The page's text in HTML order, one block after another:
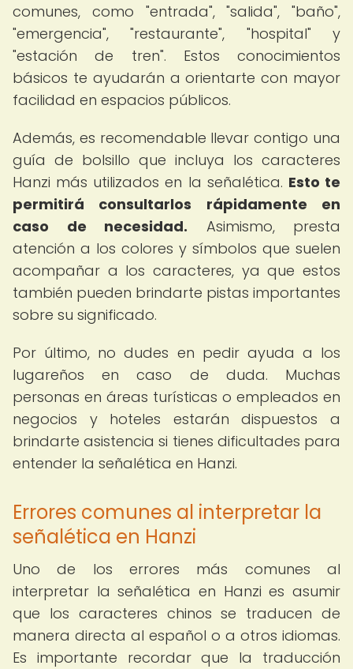
comunes, como "entrada", "salida", "baño",
"emergencia", "restaurante", "hospital" y
"estación de tren". Estos conocimientos
básicos te ayudarán a orientarte con mayor
facilidad en espacios públicos.
Además, es recomendable llevar contigo una
guía de bolsillo que incluya los caracteres
Hanzi más utilizados en la señalética. Esto te
permitirá consultarlos rápidamente en
caso de necesidad. Asimismo, presta
atención a los colores y símbolos que suelen
acompañar a los caracteres, ya que estos
también pueden brindarte pistas importantes
sobre su significado.
Por último, no dudes en pedir ayuda a los
lugareños en caso de duda. Muchas
personas en áreas turísticas o empleados en
negocios y hoteles estarán dispuestos a
brindarte asistencia si tienes dificultades para
entender la señalética en Hanzi.
Errores comunes al interpretar la
señalética en Hanzi
Uno de los errores más comunes al
interpretar la señalética en Hanzi es asumir
que los caracteres chinos se traducen de
manera directa al español o a otros idiomas.
Es importante recordar que la traducción